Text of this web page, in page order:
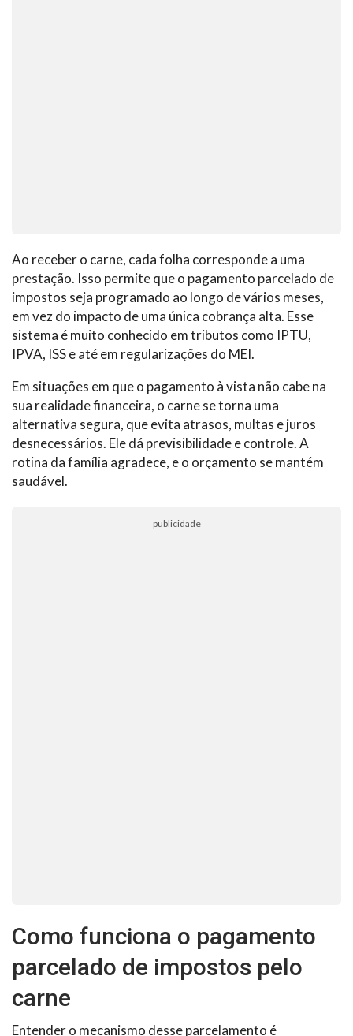
Ao receber o carne, cada folha corresponde a uma
prestação. Isso permite que o pagamento parcelado de
impostos seja programado ao longo de vários meses,
em vez do impacto de uma única cobrança alta. Esse
sistema é muito conhecido em tributos como IPTU,
IPVA, ISS e até em regularizações do MEI.
Em situações em que o pagamento à vista não cabe na
sua realidade financeira, o carne se torna uma
alternativa segura, que evita atrasos, multas e juros
desnecessários. Ele dá previsibilidade e controle. A
rotina da família agradece, e o orçamento se mantém
saudável.
publicidade
Como funciona o pagamento
parcelado de impostos pelo
carne
Entender o mecanismo desse parcelamento é